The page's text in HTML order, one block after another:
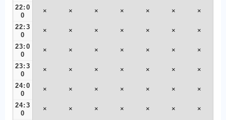
22:0
0
× × × × × × ×
22:3
0
× × × × × × ×
23:0
0
× × × × × × ×
23:3
0
× × × × × × ×
24:0
0
× × × × × × ×
24:3
0
× × × × × × ×